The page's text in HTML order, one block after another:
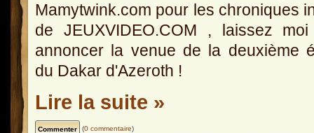
Mamytwink.com pour les chroniques
de JEUXVIDEO.COM , laissez
annoncer la venue de la deuxième
du Dakar d'Azeroth !
Lire la suite »
(0 commentaire)